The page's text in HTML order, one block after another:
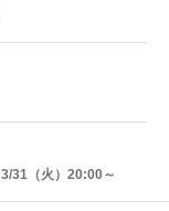
31（火）20:00～